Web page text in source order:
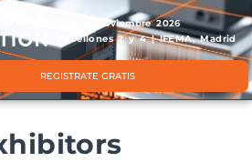
11 & 12 noviembre 2026
Pabellones 2 y 4 | IFEMA, Madrid
REGISTRATE GRATIS